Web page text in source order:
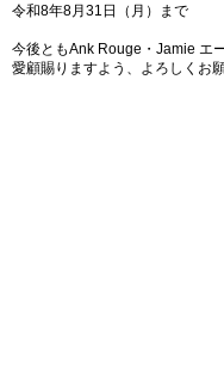
令和8年8月31日（月）まで
今後ともAnk Rouge・Jamie エ
愛顧賜りますよう、よろしくお